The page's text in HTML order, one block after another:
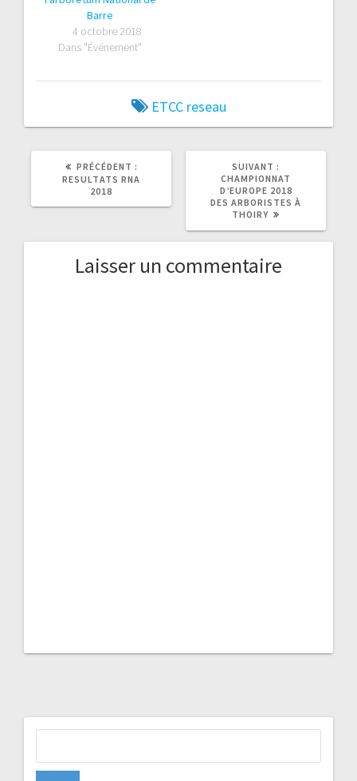
Barre
4 octobre 2018
Dans "Événement"
ETCC reseau
PRÉCÉDENT :
PRÉCÉDENT
RESULTATS RNA
2018
SUIVANT :
SUIVANT
:
CHAMPIONNAT
D’EUROPE 2018
DES ARBORISTES À
THOIRY
Laisser un commentaire